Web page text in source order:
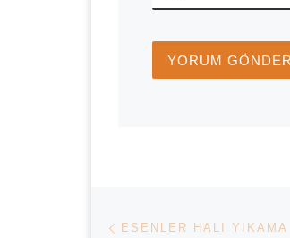
Yazı dolaşımı
ESENLER HALI YIKAMA